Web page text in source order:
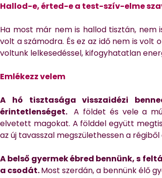
Hallod-e, érted-e a test-szív-elme
Ha most már nem is hallod tisztán,
volt a számodra. És ez az idő nem is
voltunk lelkesedéssel, kifogyhatatlan
Emlékezz velem
A hó tisztasága visszaidézi
érintetlenséget.A földet és vele a
elvetett magokat. A földdel együtt
az új tavasszal megszülethessen a régiből
A belső gyermek ébred bennünk, s
a csodát.Most szerdán, a bennünk élő